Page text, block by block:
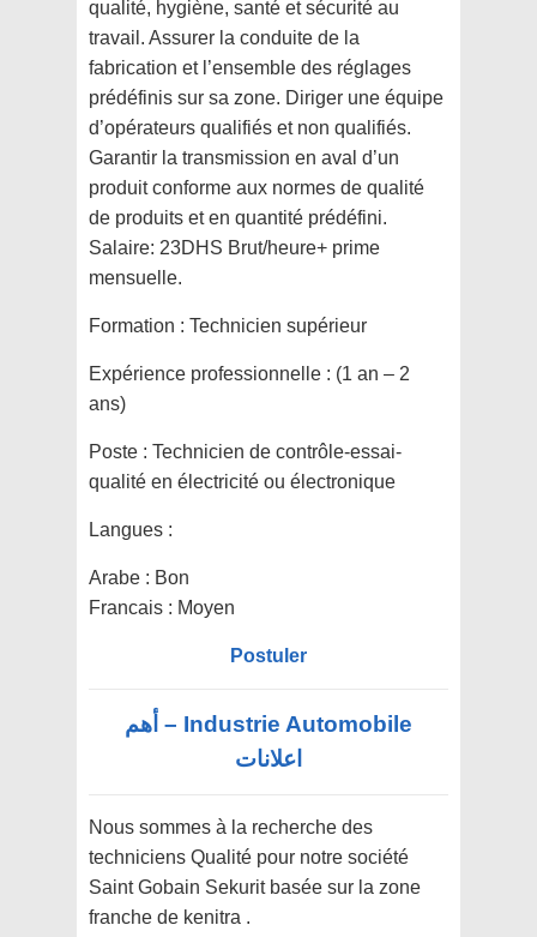
qualité, hygiène, santé et sécurité au
travail. Assurer la conduite de la
fabrication et l’ensemble des réglages
prédéfinis sur sa zone. Diriger une équipe
d’opérateurs qualifiés et non qualifiés.
Garantir la transmission en aval d’un
produit conforme aux normes de qualité
de produits et en quantité prédéfini.
Salaire: 23DHS Brut/heure+ prime
mensuelle.
Formation : Technicien supérieur
Expérience professionnelle : (1 an – 2
ans)
Poste : Technicien de contrôle-essai-
qualité en électricité ou électronique
Langues :
Arabe : Bon
Francais : Moyen
Postuler
Industrie Automobile – أهم
اعلانات
Nous sommes à la recherche des
techniciens Qualité pour notre société
Saint Gobain Sekurit basée sur la zone
franche de kenitra .